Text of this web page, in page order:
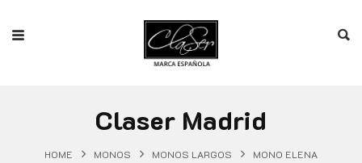
Claser Madrid
HOME MONOS MONOS LARGOS MONO ELENA